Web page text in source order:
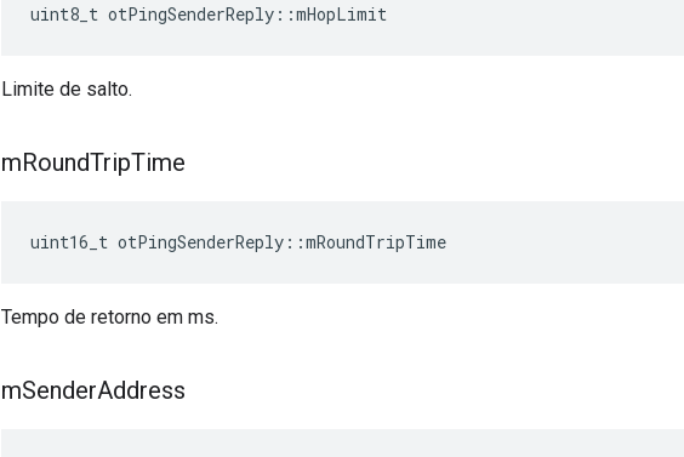
uint8_t otPingSenderReply ::mHopLimit
Limite de salto.
mRoundTripTime
uint16_t otPingSenderReply ::mRoundTripTime
Tempo de retorno em ms.
mSenderAddress